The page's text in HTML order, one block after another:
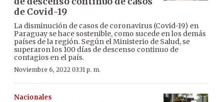
de Covid-19
La disminución de casos de coronavirus (Covid-19) en
Paraguay se hace sostenible, como sucede en los demás
países de la región. Según el Ministerio de Salud, se
superaron los 100 días de descenso continuo de
contagios en el país.
Noviembre 6, 2022 03:31 p. m.
Nacionales